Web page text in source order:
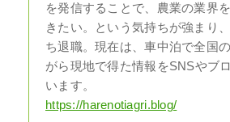
を発信することで、農業の業界
きたい。という気持ちが強まり
ち退職。現在は、車中泊で全国
がら現地で得た情報をSNSやブ
います。
https://harenotiagri.blog/